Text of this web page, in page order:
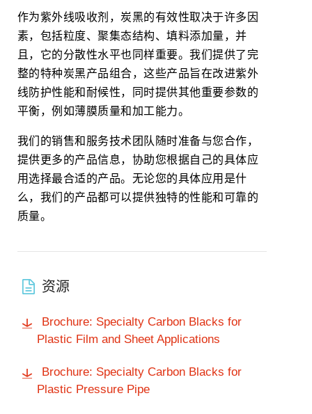
作为紫外线吸收剂，炭黑的有效性取决于许多因
素，包括粒度、聚集态结构、填料添加量，并
且，它的分散性水平也同样重要。我们提供了完
整的特种炭黑产品组合，这些产品旨在改进紫外
线防护性能和耐候性，同时提供其他重要参数的
平衡，例如薄膜质量和加工能力。
我们的销售和服务技术团队随时准备与您合作，
提供更多的产品信息，协助您根据自己的具体应
用选择最合适的产品。无论您的具体应用是什
么，我们的产品都可以提供独特的性能和可靠的
质量。
资源
Brochure: Specialty Carbon Blacks for
Plastic Film and Sheet Applications
Brochure: Specialty Carbon Blacks for
Plastic Pressure Pipe